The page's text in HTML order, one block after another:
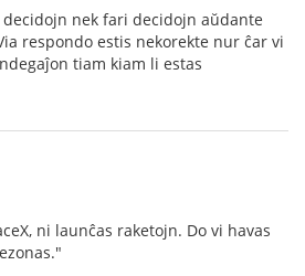
nek fari decidojn aŭdante
respondo estis nekorekte nur ĉar vi
tiam kiam li estas
ni launĉas raketojn. Do vi havas